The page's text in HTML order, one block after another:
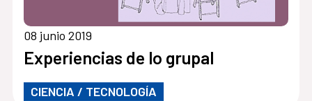
08 junio 2019
Experiencias de lo grupal
CIENCIA / TECNOLOGÍA